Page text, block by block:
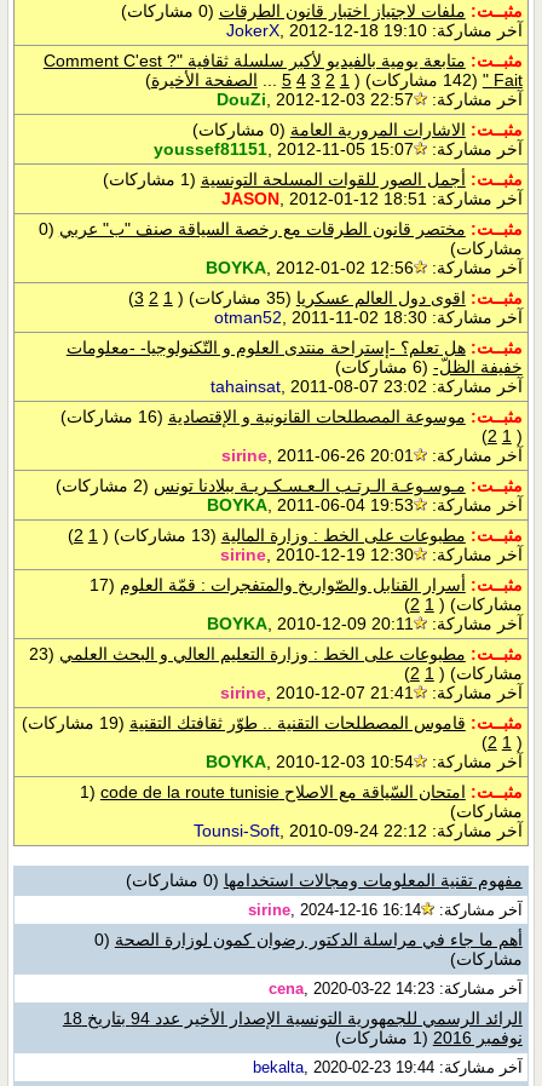
مثبــت: ملفات لاجتياز اختبار قانون الطرقات (0 مشاركات)
آخر مشاركة:
JokerX, 2012-12-18 19:10
مثبــت:
متابعة يومية بالفيديو لأكبر سلسلة ثقافية "? Comment C'est
Fait "
(142 مشاركات) (
1
2
3
4
5 الصفحة الأخيرة)
آخر مشاركة:
DouZi , 2012-12-03 22:57
مثبــت: الاشارات المرورية العامة (0 مشاركات)
آخر مشاركة:
youssef81151, 2012-11-05 15:07
مثبــت: أجمل الصور للقوات المسلحة التونسية (1 مشاركات)
آخر مشاركة:
JASON, 2012-01-12 18:51
مثبــت: مختصر قانون الطرقات مع رخصة السياقة صنف "ب" عربي
(0
مشاركات)
آخر مشاركة:
BOYKA, 2012-01-02 12:56
مثبــت: اقوى دول العالم عسكريا (35 مشاركات) (
1
2
3
)
آخر مشاركة:
otman52 , 2011-11-02 18:30
مثبــت: هل تعلم؟ -إستراحة منتدى العلوم و التّكنولوجيا- -معلومات
خفيفة الظلّ- (6 مشاركات)
آخر مشاركة:
tahainsat, 2011-08-07 23:02
مثبــت: موسوعة المصطلحات القانونية و الإقتصادية (16 مشاركات)
(
1
2
)
آخر مشاركة:
sirine, 2011-06-26 20:01
مثبــت: مـوسـوعـة الـرتـب الـعـسـكـريـة ببلادنا تونس (2 مشاركات)
آخر مشاركة:
BOYKA, 2011-06-04 19:53
مثبــت: مطبوعات على الخط : وزارة المالية (13 مشاركات) (
1
2
)
آخر مشاركة:
sirine, 2010-12-19 12:30
مثبــت: أسرار القنابل والصّواريخ والمتفجرات : قمّة العلوم
(17
مشاركات) (
1
2
)
آخر مشاركة:
BOYKA, 2010-12-09 20:11
مثبــت: مطبوعات على الخط : وزارة التعليم العالي و البحث العلمي
(23
مشاركات) (
1
2
)
آخر مشاركة:
sirine, 2010-12-07 21:41
مثبــت: قاموس المصطلحات التقنية .. طوّر ثقافتك التقنية (19 مشاركات)
(
1
2
)
آخر مشاركة:
BOYKA, 2010-12-03 10:54
مثبــت: امتحان السّياقة مع الاصلاح code de la route tunisie
(1
مشاركات)
آخر مشاركة:
Tounsi-Soft, 2010-09-24 22:12
مفهوم تقنية المعلومات ومجالات استخدامها (0 مشاركات)
آخر مشاركة: sirine, 2024-12-16 16:14
أهم ما جاء في مراسلة الدكتور رضوان كمون لوزارة الصحة
(0
مشاركات)
آخر مشاركة: cena, 2020-03-22 14:23
الرائد الرسمي للجمهورية التونسية الإصدار الأخير عدد 94 بتاريخ 18
نوفمبر 2016
(1 مشاركات)
آخر مشاركة: bekalta, 2020-02-23 19:44